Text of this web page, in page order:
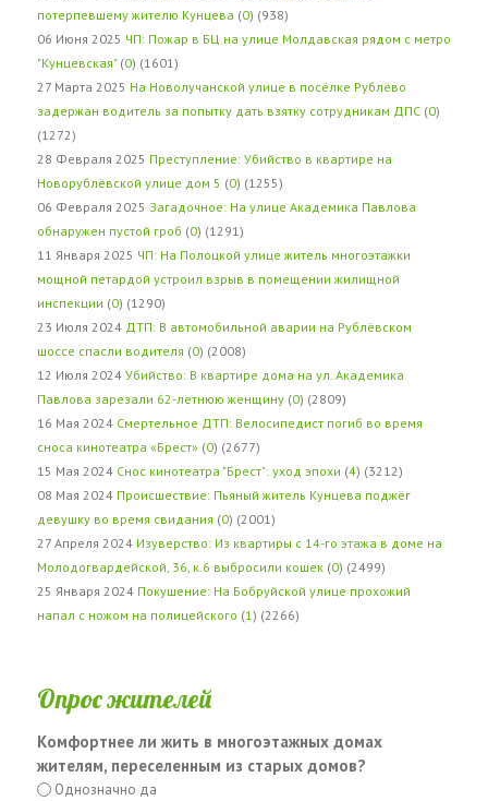
потерпевшему жителю Кунцева (0) (938)
06 Июня 2025 ЧП: Пожар в БЦ на улице Молдавская рядом с метро
"Кунцевская" (0) (1601)
27 Марта 2025 На Новолучанской улице в посёлке Рублёво
задержан водитель за попытку дать взятку сотрудникам ДПС (0)
(1272)
28 Февраля 2025 Преступление: Убийство в квартире на
Новорублёвской улице дом 5 (0) (1255)
06 Февраля 2025 Загадочное: На улице Академика Павлова
обнаружен пустой гроб (0) (1291)
11 Января 2025 ЧП: На Полоцкой улице житель многоэтажки
мощной петардой устроил взрыв в помещении жилищной
инспекции (0) (1290)
23 Июля 2024 ДТП: В автомобильной аварии на Рублёвском
шоссе спасли водителя (0) (2008)
12 Июля 2024 Убийство: В квартире дома на ул. Академика
Павлова зарезали 62-летнюю женщину (0) (2809)
16 Мая 2024 Смертельное ДТП: Велосипедист погиб во время
сноса кинотеатра «Брест» (0) (2677)
15 Мая 2024 Снос кинотеатра "Брест": уход эпохи (4) (3212)
08 Мая 2024 Происшествие: Пьяный житель Кунцева поджёг
девушку во время свидания (0) (2001)
27 Апреля 2024 Изуверство: Из квартиры с 14-го этажа в доме на
Молодогвардейской, 36, к.6 выбросили кошек (0) (2499)
25 Января 2024 Покушение: На Бобруйской улице прохожий
напал с ножом на полицейского (1 ) (2266)
Опрос жителей
Комфортнее ли жить в многоэтажных домах
жителям, переселенным из старых домов?
Однозначно да